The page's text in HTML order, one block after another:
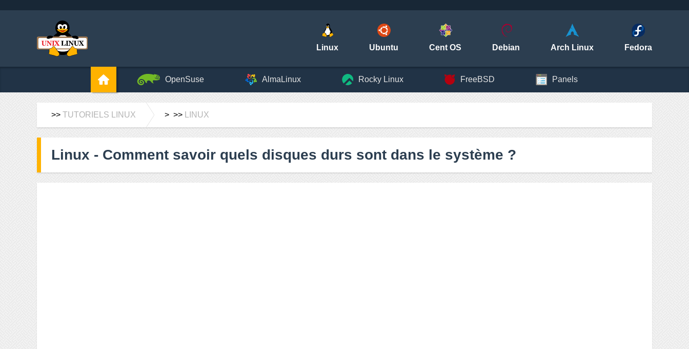
Linux Ubuntu Cent OS Debian Arch Linux Fedora
OpenSuse AlmaLinux Rocky Linux FreeBSD Panels
>> TUTORIELS LINUX > >> LINUX
Linux - Comment savoir quels disques durs sont dans le système ?